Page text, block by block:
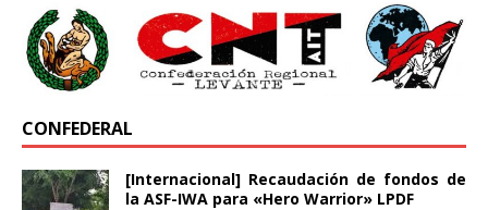
CONFEDERAL
[Internacional] Recaudación de fondos de
la ASF-IWA para «Hero Warrior» LPDF